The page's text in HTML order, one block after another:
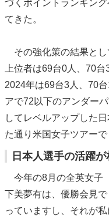
づくポイントランキン
てきた。
その強化策の結果とし
上位者は69台0人、70
2024年は69台3人、70
アで72以下のアンダー
してレベルアップした
た通り米国女子ツアー
日本人選手の活躍
今年の8月の全英女子
下美夢有は、優勝会見
っていますし、それが